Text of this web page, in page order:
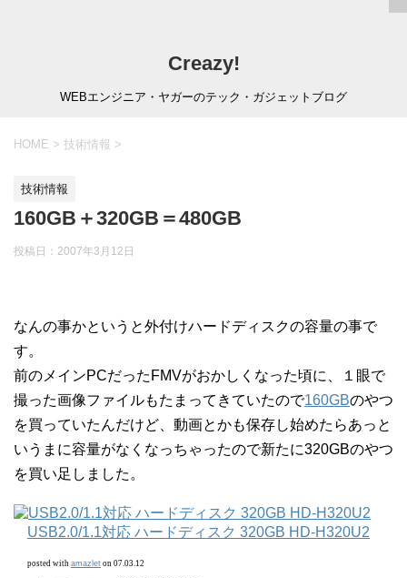
Creazy!
WEBエンジニア・ヤガーのテック・ガジェットブログ
HOME > 技術情報 >
技術情報
160GB＋320GB＝480GB
投稿日： 2007年3月12日
なんの事かというと外付けハードディスクの容量の事で
す。
前のメインPCだったFMVがおかしくなった頃に、１眼で
撮った画像ファイルもたまってきていたので160GBのやつ
を買っていたんだけど、動画とかも保存し始めたらあっと
いうまに容量がなくなっちゃったので新たに320GBのやつ
を買い足しました。
USB2.0/1.1対応 ハードディスク 320GB HD-H320U2
posted with amazlet on 07.03.12